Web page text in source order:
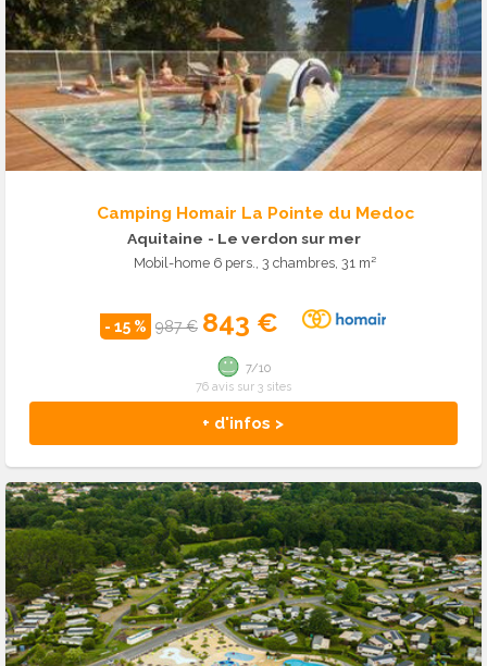
Camping Homair La Pointe du Medoc
Aquitaine - Le verdon sur mer
Mobil-home 6 pers., 3 chambres, 31 m²
- 15 % 987 € 843 €
+ d'infos >
7/10
76 avis sur 3 sites